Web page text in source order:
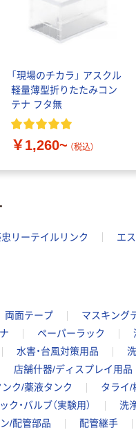
「現場のチカラ」 アスクル
軽量薄型折りたたみコン
テナ フタ無
￥1,260~ （税込）
リーテイルリンク エ
両面テープ マスキング
ペーパーラック
水害・台風対策用品
店舗什器/ディスプレイ用品
ク/薬液タンク タライ/
ク・バルブ（実験用） 洗
/配管部品 配管継手